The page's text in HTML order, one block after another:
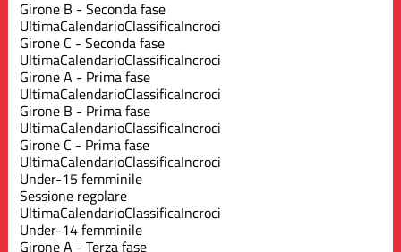
Girone B - Seconda fase
UltimaCalendarioClassificaIncroci
Girone C - Seconda fase
UltimaCalendarioClassificaIncroci
Girone A - Prima fase
UltimaCalendarioClassificaIncroci
Girone B - Prima fase
UltimaCalendarioClassificaIncroci
Girone C - Prima fase
UltimaCalendarioClassificaIncroci
Under-15 femminile
Sessione regolare
UltimaCalendarioClassificaIncroci
Under-14 femminile
Girone A - Terza fase